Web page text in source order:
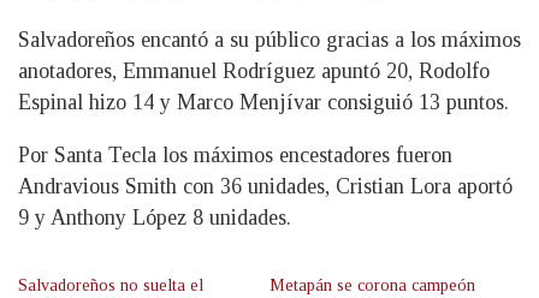
Salvadoreños encantó a su público gracias a los máximos
anotadores, Emmanuel Rodríguez apuntó 20, Rodolfo
Espinal hizo 14 y Marco Menjívar consiguió 13 puntos.
Por Santa Tecla los máximos encestadores fueron
Andravious Smith con 36 unidades, Cristian Lora aportó
9 y Anthony López 8 unidades.
Salvadoreños no suelta el
Metapán se corona campeón